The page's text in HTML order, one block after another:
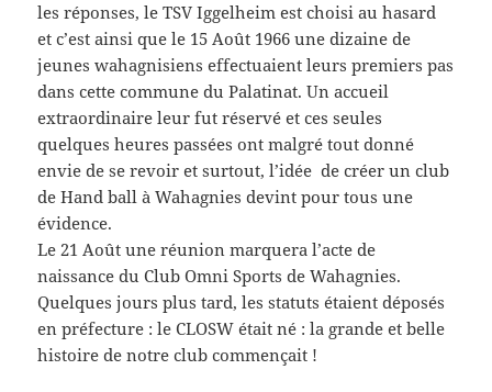
les réponses, le TSV Iggelheim est choisi au hasard
et c’est ainsi que le 15 Août 1966 une dizaine de
jeunes wahagnisiens effectuaient leurs premiers pas
dans cette commune du Palatinat. Un accueil
extraordinaire leur fut réservé et ces seules
quelques heures passées ont malgré tout donné
envie de se revoir et surtout, l’idée de créer un club
de Hand ball à Wahagnies devint pour tous une
évidence.
Le 21 Août une réunion marquera l’acte de
naissance du Club Omni Sports de Wahagnies.
Quelques jours plus tard, les statuts étaient déposés
en préfecture : le CLOSW était né : la grande et belle
histoire de notre club commençait !